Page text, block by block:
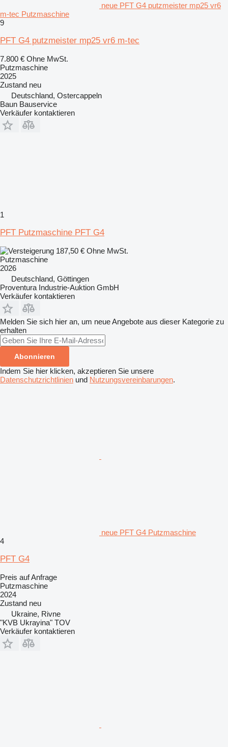
neue PFT G4 putzmeister mp25 vr6
m-tec Putzmaschine
9
PFT G4 putzmeister mp25 vr6 m-tec
7.800 € Ohne MwSt.
Putzmaschine
2025
Zustand neu
Deutschland, Ostercappeln
Baun Bauservice
Verkäufer kontaktieren
1
PFT Putzmaschine PFT G4
187,50 € Ohne MwSt.
Putzmaschine
2026
Deutschland, Göttingen
Proventura Industrie-Auktion GmbH
Verkäufer kontaktieren
Melden Sie sich hier an, um neue Angebote aus dieser Kategorie zu
erhalten
Abonnieren
Indem Sie hier klicken, akzeptieren Sie unsere
Datenschutzrichtlinien und Nutzungsvereinbarungen.
neue PFT G4 Putzmaschine
4
PFT G4
Preis auf Anfrage
Putzmaschine
2024
Zustand neu
Ukraine, Rivne
"KVB Ukrayina" TOV
Verkäufer kontaktieren